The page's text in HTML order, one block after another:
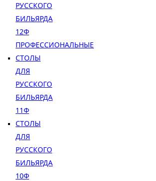
РУССКОГО
БИЛЬЯРДА
12Ф
ПРОФЕССИОНАЛЬНЫЕ
СТОЛЫ
ДЛЯ
РУССКОГО
БИЛЬЯРДА
11Ф
СТОЛЫ
ДЛЯ
РУССКОГО
БИЛЬЯРДА
10Ф